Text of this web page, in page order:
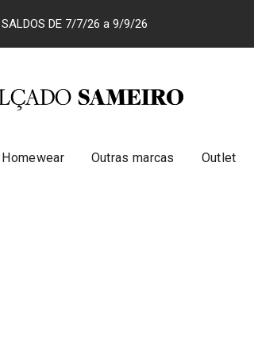
SALDOS DE 7/7/26 a 9/9/26
Homewear Outras marcas Outlet